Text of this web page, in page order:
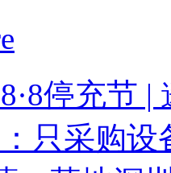
停充节
只采购设